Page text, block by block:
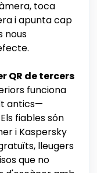
toca
i apunta cap
nous
QR de tercers
funciona
antics—
fiables són
i Kaspersky
lleugers
que no